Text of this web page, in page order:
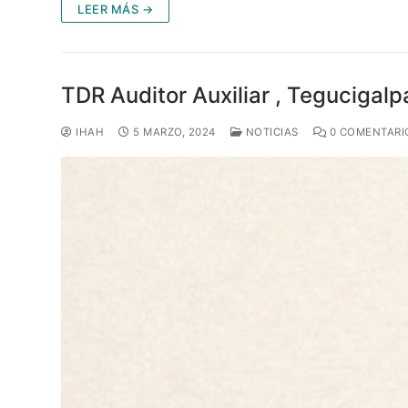
LEER MÁS →
TDR Auditor Auxiliar ,
IHAH 5 MARZO, 2024 NOTICIAS 0